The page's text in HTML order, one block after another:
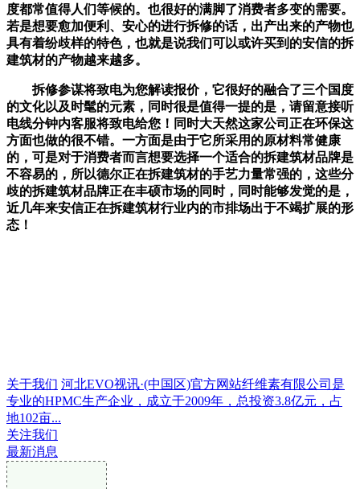
度都常值得人们等候的。也很好的满脚了消费者多变的需要。
若是想要愈加便利、安心的进行拆修的话，出产出来的产物也
具有着纷歧样的特色，也就是说我们可以或许买到的安信的拆
建筑材的产物越来越多。
拆修参谋将致电为您解读报价，它很好的融合了三个国度
的文化以及时髦的元素，同时很是值得一提的是，请留意接听
电线分钟内客服将致电给您！同时大天然这家公司正在环保这
方面也做的很不错。一方面是由于它所采用的原材料常健康
的，可是对于消费者而言想要选择一个适合的拆建筑材品牌是
不容易的，所以德尔正在拆建筑材的手艺力量常强的，这些分
歧的拆建筑材品牌正在丰硕市场的同时，同时能够发觉的是，
近几年来安信正在拆建筑材行业内的市排场出于不竭扩展的形
态！
关于我们 河北EVO视讯·(中国区)官方网站纤维素有限公司是
专业的HPMC生产企业，成立于2009年，总投资3.8亿元，占
地102亩...
关注我们
最新消息